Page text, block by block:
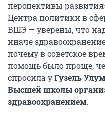
перспективы
Центра политики в
ВШЭ — уверены, что
иначе
почему в советское
помощь было проще,
спросила уГузель
Высшей школы
здравоохранением.